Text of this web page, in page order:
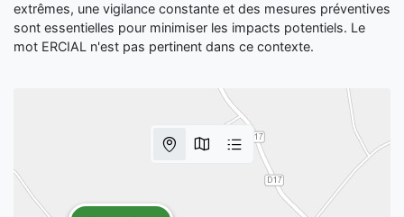
extrêmes, une vigilance constante et des mesures préventives
sont essentielles pour minimiser les impacts potentiels. Le
mot ERCIAL n'est pas pertinent dans ce contexte.